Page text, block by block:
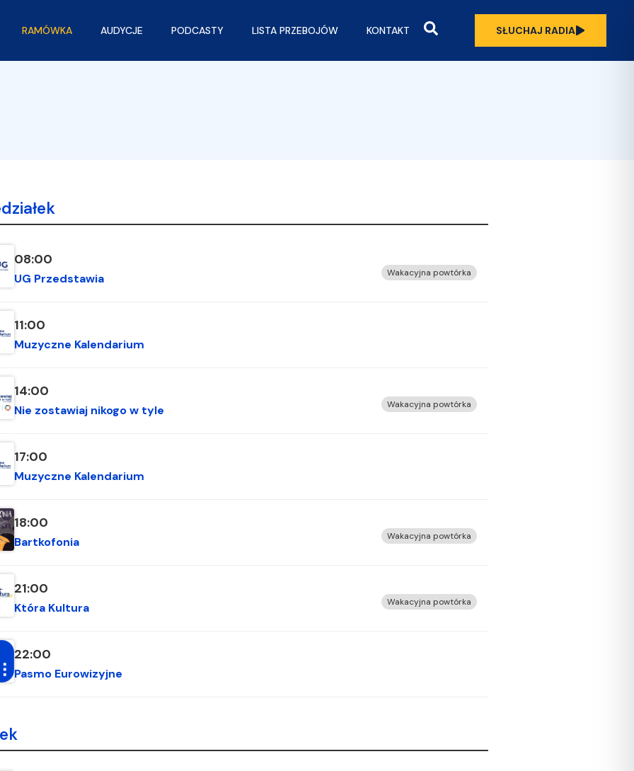
RAMÓWKA AUDYCJE PODCASTY LISTA PRZEBOJÓW KONTAKT SŁUCHAJ RADIA
08:00
UG Przedstawia Wakacyjna powtórka
11:00
Muzyczne Kalendarium
14:00
Nie zostawiaj nikogo w tyle Wakacyjna powtórka
17:00
Muzyczne Kalendarium
18:00
Bartkofonia Wakacyjna powtórka
21:00
Która Kultura Wakacyjna powtórka
22:00
Pasmo Eurowizyjne